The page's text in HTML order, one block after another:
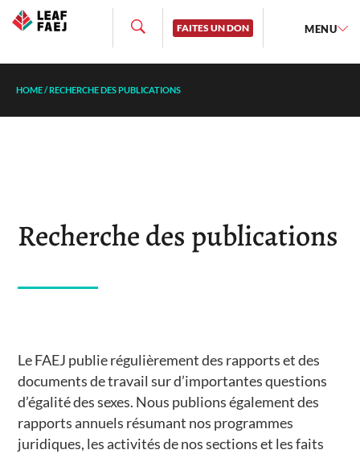
FAITES UN DON MENU
HOME/RECHERCHE DES PUBLICATIONS
Recherche des publications
Le FAEJ publie régulièrement des rapports et des
documents de travail sur d’importantes questions
d’égalité des sexes. Nous publions également des
rapports annuels résumant nos programmes
juridiques, les activités de nos sections et les faits